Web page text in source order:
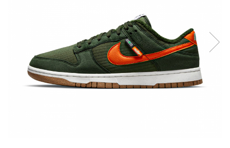
Geci si veste copii
Pantaloni scurti Copii
Accesorii
Ingrijire incaltaminte